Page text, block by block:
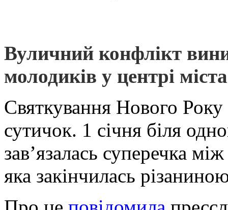
Вуличний конфлікт
молодиків у центрі
Святкування Нового
сутичок. 1 січня біля
зав’язалась суперечка
яка закінчилась